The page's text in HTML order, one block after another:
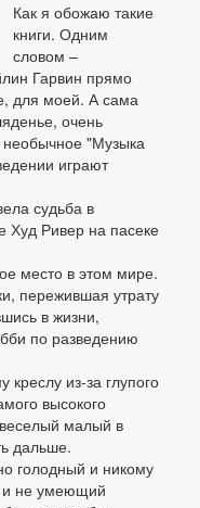
Как я обожаю такие
книги. Одним
словом –
Гарвин прямо
для моей. А сама
очень
необычное "Музыка
играют
судьба в
Худ Ривер на пасеке
место в этом мире.
пережившая утрату
в жизни,
по разведению
из-за глупого
высокого
малый в
дальше.
голодный и никому
и не умеющий